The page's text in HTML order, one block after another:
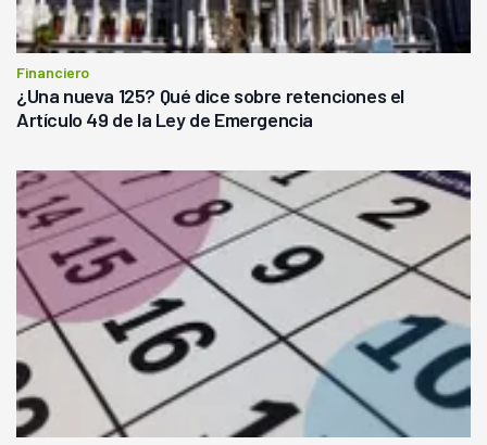
Financiero
¿Una nueva 125? Qué dice sobre retenciones el
Artículo 49 de la Ley de Emergencia